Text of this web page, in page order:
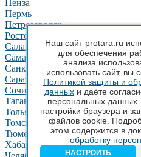
Наш сайт protara.ru
для обеспечения
анализа
использовать сайт, вы
Политикой защиты и
данных и даёте
персональных
настройки браузера и
файлов cookie.
этом содержится в
обработку
НАСТРОИТЬ
Пенза
Пермь
Петрозаводск
Ростов-на-Дону
Салават
Самара
Санкт-Петербург
Саратов
Сочи
Таганрог
Тольятти
Томск
Тюмень
Хабаровск